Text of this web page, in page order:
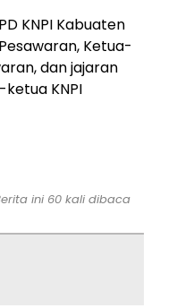
KNPI Kabuaten
Ketua-
dan jajaran
ketua KNPI
ini 60 kali dibaca